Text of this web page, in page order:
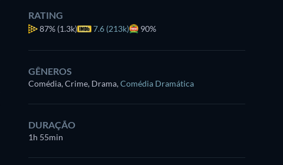
RATING
87% (1.3k) 7.6 (213k) 90%
GÊNEROS
Comédia, Crime, Drama,Comédia Dramática
DURAÇÃO
1h 55min